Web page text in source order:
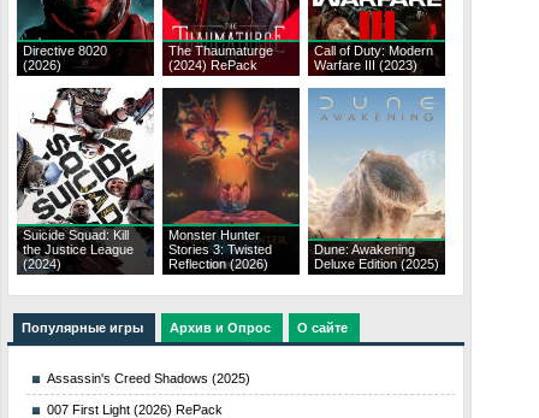
Directive 8020
(2026)
The Thaumaturge
(2024) RePack
Call of Duty: Modern
Warfare III (2023)
Suicide Squad: Kill
the Justice League
(2024)
Monster Hunter
Stories 3: Twisted
Reflection (2026)
Dune: Awakening
Deluxe Edition (2025)
Популярные игры Архив и Опрос О сайте
Assassin's Creed Shadows (2025)
007 First Light (2026) RePack